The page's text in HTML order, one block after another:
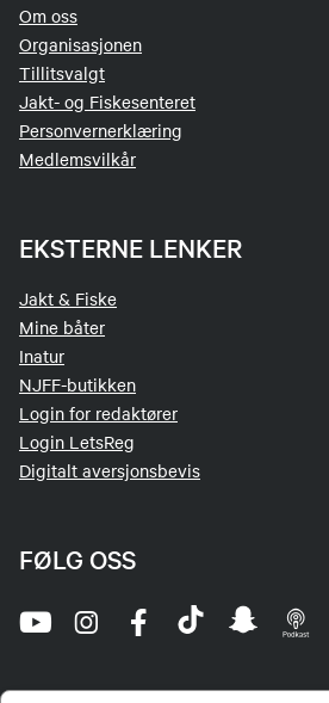
Om oss
Organisasjonen
Tillitsvalgt
Jakt- og Fiskesenteret
Personvernerklæring
Medlemsvilkår
EKSTERNE LENKER
Jakt & Fiske
Mine båter
Inatur
NJFF-butikken
Login for redaktører
Login LetsReg
Digitalt aversjonsbevis
FØLG OSS